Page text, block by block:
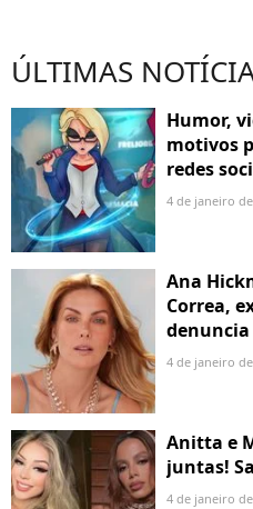
ÚLTIMAS
Humor,
motivos
redes
4 de janeiro
Ana
Correa,
4 de janeiro
Anitta e
juntas!
4 de janeiro